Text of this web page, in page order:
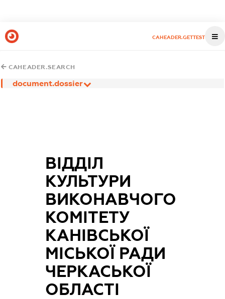
CAHEADER.GETTEST
CAHEADER.SEARCH
document.dossier
ВІДДІЛ
КУЛЬТУРИ
ВИКОНАВЧОГО
КОМІТЕТУ
КАНІВСЬКОЇ
МІСЬКОЇ РАДИ
ЧЕРКАСЬКОЇ
ОБЛАСТІ